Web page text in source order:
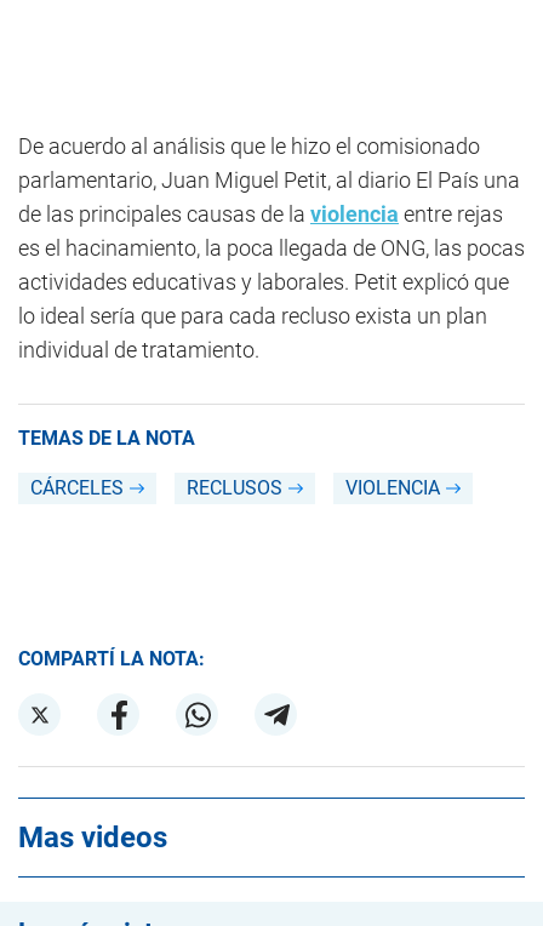
De acuerdo al análisis que le hizo el comisionado
parlamentario, Juan Miguel Petit, al diario El País una
de las principales causas de la violencia entre rejas
es el hacinamiento, la poca llegada de ONG, las pocas
actividades educativas y laborales. Petit explicó que
lo ideal sería que para cada recluso exista un plan
individual de tratamiento.
TEMAS DE LA NOTA
CÁRCELES RECLUSOS VIOLENCIA
COMPARTÍ LA NOTA:
Mas videos